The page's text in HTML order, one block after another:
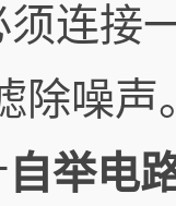
须连接
除噪声
自举电